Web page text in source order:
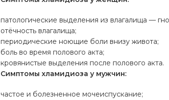
патологические выделения из влагалища —
отёчность влагалища;
периодические ноющие боли внизу живота;
боль во время полового акта;
кровянистые выделения после полового акта.
Симптомы хламидиоза у мужчин:
частое и болезненное мочеиспускание;